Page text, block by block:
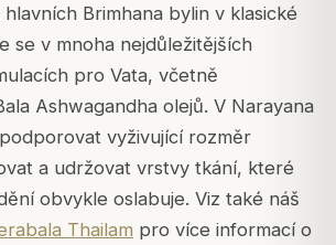
Brimhana bylin v klasické
se v mnoha nejdůležitějších
pro Vata, včetně
Ashwagandha olejů. V Narayana
vyživující rozměr
a udržovat vrstvy tkání, které
obvykle oslabuje. Viz také náš
Thailam pro více informací o